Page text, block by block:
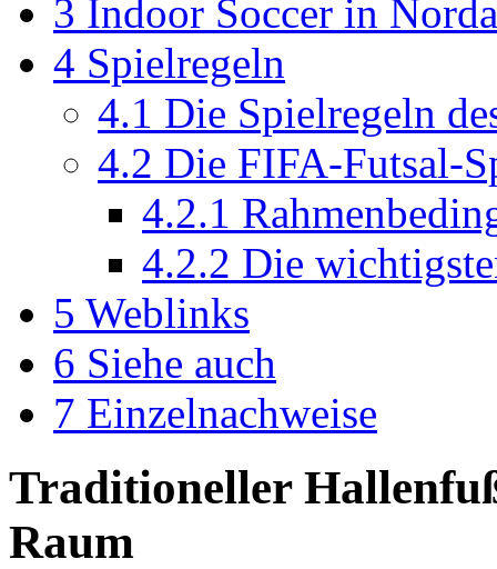
3 Indoor Soccer in
4 Spielregeln
4.1 Die Spielregeln
4.2 Die FIFA-Futsal-
4.2.1
4.2.2 Die
5 Weblinks
6 Siehe auch
7 Einzelnachweise
Traditioneller
Raum